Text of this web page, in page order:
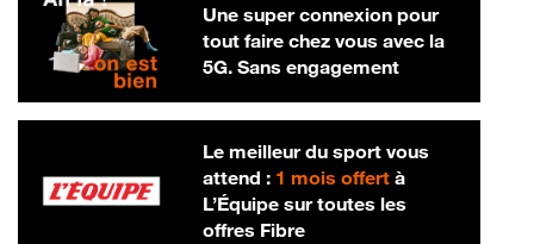
Une super connexion pour
tout faire chez vous avec la
5G. Sans engagement
Le meilleur du sport vous
attend : 1 mois offertà
L’Équipe sur toutes les
offres Fibre